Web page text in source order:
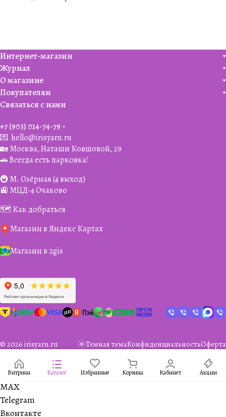
Интернет-магазин
Журнал
О магазине
Покупателям
Связаться с нами
+7 (903) 014-74-79‬
💌 hello@irisyarn.ru
🏡 Москва, Наташи Ковшовой, 29
🚗 Всегда есть парковка!
🚇 М. Озёрная (4 выход)
🚉 МЦД-4 Очаково
🗺️ Как добраться
Магазин в Яндекс Картах
Магазин в 2gis
© 2026 irisyarn.ru Темная темаКонфиденциальностьОферта
Витрина Каталог Избранные Корзина Кабинет Акции
MAX
Telegram
Вконтакте